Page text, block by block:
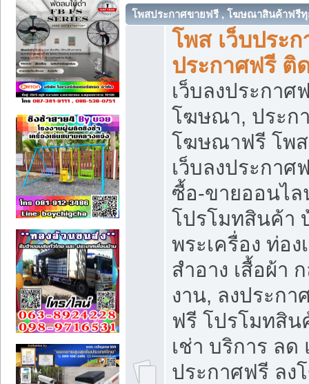
โพสประกาศขายฟรี , โฆษณาสินค้าฟรี
โพส เว็บประก
ประกาศฟรี ติ
เว็บลงประกา
โฆษณา, ประก
โฆษณาฟรี โพส
เว็บลงประกา
ซื้อ-ขายออนไล
โปรโมทสินค้า
พระเครื่อง ท่อง
สำอาง เสื้อผ้า
งาน, ลงประก
ฟรี โปรโมทสิ
เช่า บริการ ลด
ประกาศฟรี ล